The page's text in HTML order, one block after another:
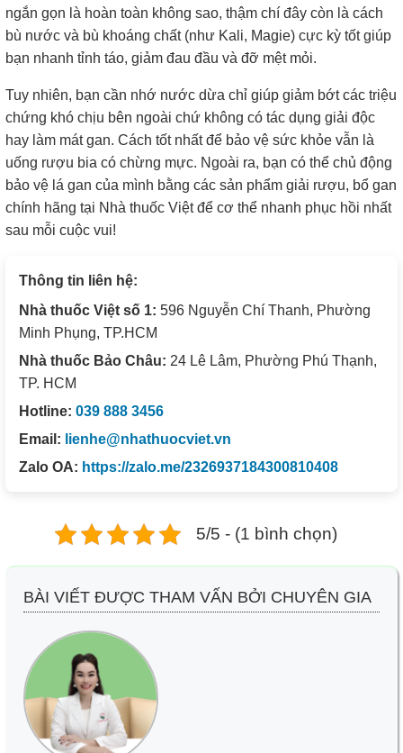
ngắn gọn là hoàn toàn không sao, thậm chí đây còn là cách
bù nước và bù khoáng chất (như Kali, Magie) cực kỳ tốt giúp
bạn nhanh tỉnh táo, giảm đau đầu và đỡ mệt mỏi.
Tuy nhiên, bạn cần nhớ nước dừa chỉ giúp giảm bớt các triệu
chứng khó chịu bên ngoài chứ không có tác dụng giải độc
hay làm mát gan. Cách tốt nhất để bảo vệ sức khỏe vẫn là
uống rượu bia có chừng mực. Ngoài ra, bạn có thể chủ động
bảo vệ lá gan của mình bằng các sản phẩm giải rượu, bổ gan
chính hãng tại Nhà thuốc Việt để cơ thể nhanh phục hồi nhất
sau mỗi cuộc vui!
Thông tin liên hệ:
Nhà thuốc Việt số 1: 596 Nguyễn Chí Thanh, Phường
Minh Phụng, TP.HCM
Nhà thuốc Bảo Châu: 24 Lê Lâm, Phường Phú Thạnh,
TP. HCM
Hotline: 039 888 3456
Email: lienhe@nhathuocviet.vn
Zalo OA: https://zalo.me/2326937184300810408
5/5 - (1 bình chọn)
BÀI VIẾT ĐƯỢC THAM VẤN BỞI CHUYÊN GIA